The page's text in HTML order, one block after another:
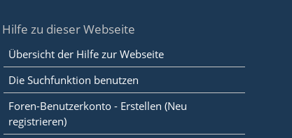
Hilfe zu dieser Webseite
Übersicht der Hilfe zur Webseite
Die Suchfunktion benutzen
Foren-Benutzerkonto - Erstellen (Neu
registrieren)